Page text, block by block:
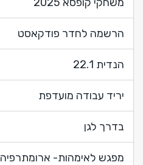
הרשמה לחדר פודקאסט
הנדית 22.1
יריד עבודה מועדפת
בדרך לגן
מפגש לאימהות- ארומתרפיה 30.1